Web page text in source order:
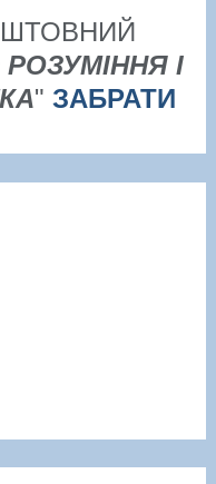
І
"ЗАБРАТИ